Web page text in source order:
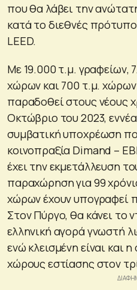
που θα λάβει την
κατά το διεθνές
LEED.
Με 19.000 τ.μ. γραφείων,
χώρων και 700 τ.μ.
παραδοθεί στους νέους
Οκτώβριο του 2023,
συμβατική υποχρέωση
κοινοπραξία Dimand –
έχει την εκμετάλλευση
παραχώρηση για 99
χώρων έχουν υπογραφεί
Στον Πύργο, θα κάνει το
ελληνική αγορά γνωστή
ενώ κλεισμένη είναι και
χώρους εστίασης στον